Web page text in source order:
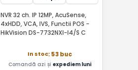
NVR 32 ch. IP 12MP, AcuSense,
4xHDD, VCA, IVS, Functii POS -
HikVision DS-7732NXI-I4/S C
In stoc: 53 buc
Comandă azi și expediem luni